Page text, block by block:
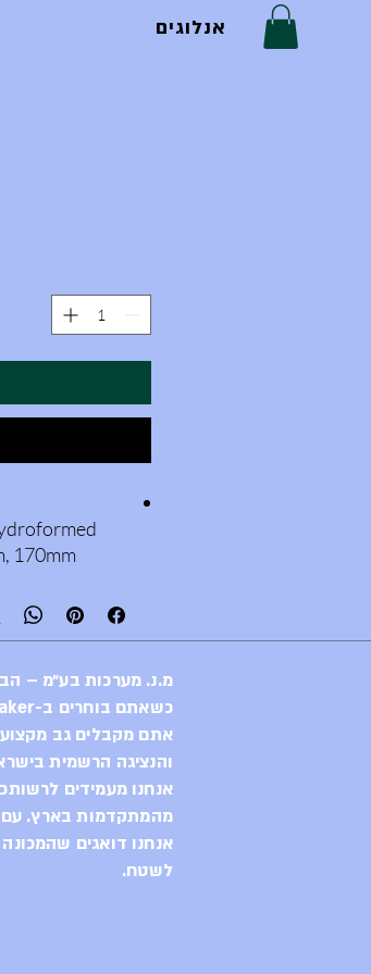
אנלוגים
170mm
rear
bottom
Max.
/ XL: 510mm
מ.נ. מערכות בע״מ –
כשאתם בוחרים ב-Mondraker, אתם לא רק בוחרים באופני קצה,
אתם מקבלים גב
והנציגה הרשמית
אנחנו מעמידים
מהמתקדמות בארץ. עם
אנחנו דואגים
לשטח.